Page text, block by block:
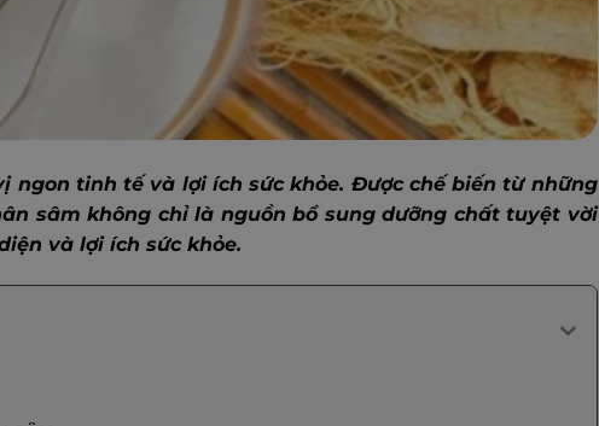
ngon tinh tế và lợi ích sức khỏe. Được chế biến từ những
sâm không chỉ là nguồn bổ sung dưỡng chất tuyệt vời
và lợi ích sức khỏe.